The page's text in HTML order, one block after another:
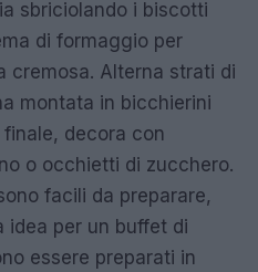
sbriciolando i biscotti
di formaggio per
cremosa. Alterna strati di
montata in bicchierini
decora con
o occhietti di zucchero.
facili da preparare,
idea per un buffet di
essere preparati in